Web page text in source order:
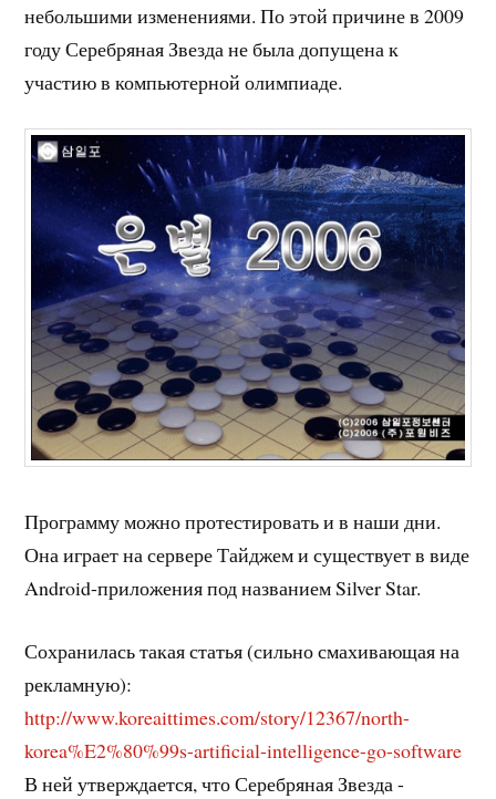
небольшими изменениями. По этой причине в 2009
году Серебряная Звезда не была допущена к
участию в компьютерной олимпиаде.
Программу можно протестировать и в наши дни.
Она играет на сервере Тайджем и существует в виде
Android-приложения под названием Silver Star.
Сохранилась такая статья (сильно смахивающая на
рекламную):
http://www.koreaittimes.com/story/12367/north-
korea%E2%80%99s-artificial-intelligence-go-software
В ней утверждается, что Серебряная Звезда -